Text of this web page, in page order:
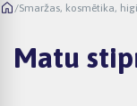
/Smaržas, kosmētika,
Matu